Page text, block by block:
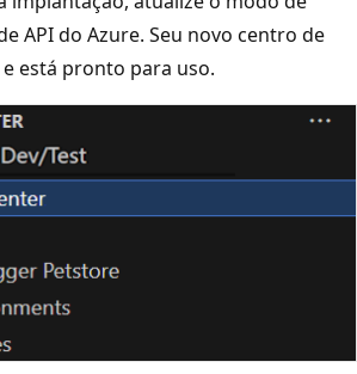
API do Azure. Seu novo centro de
está pronto para uso.